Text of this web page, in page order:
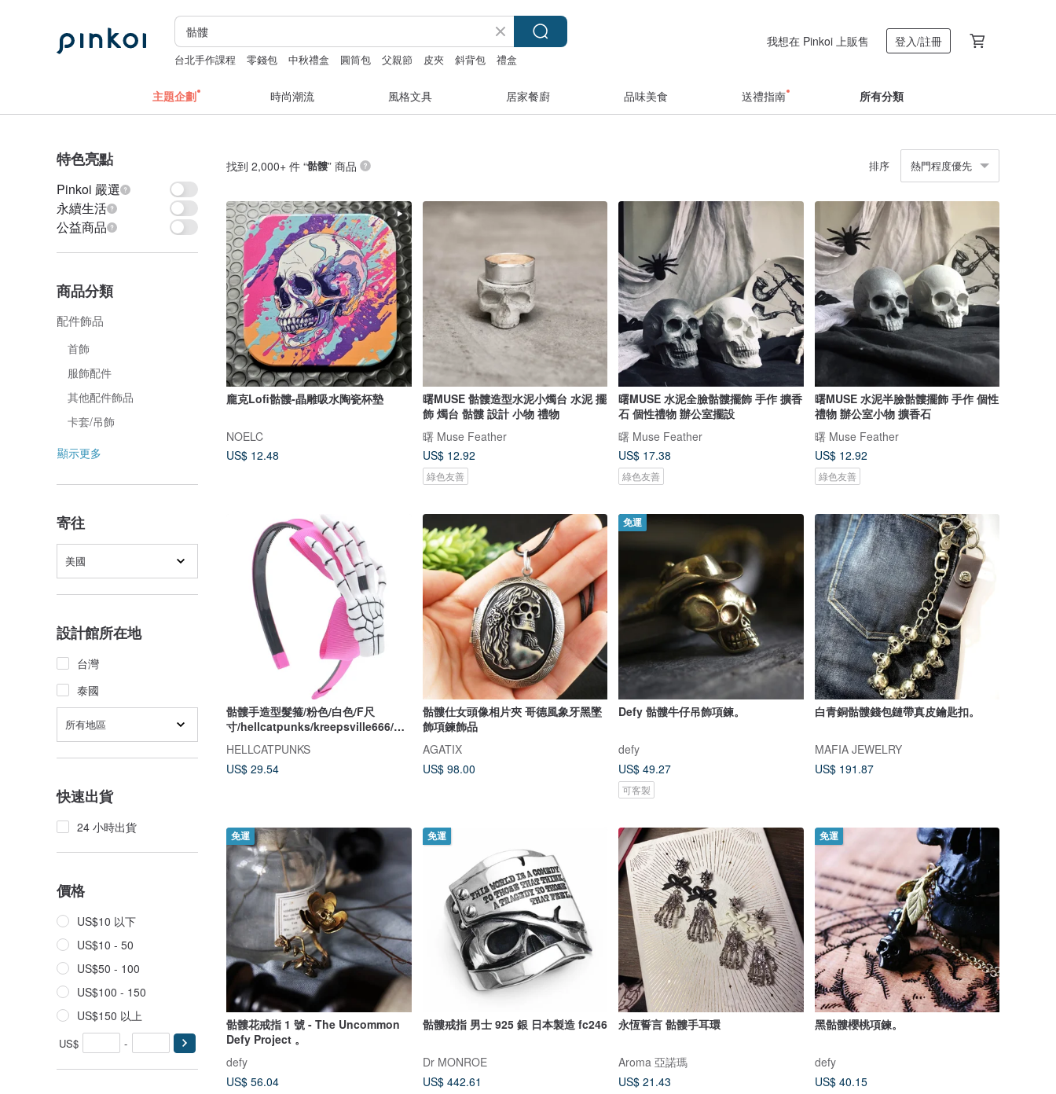
台北手作課程 零錢包 中秋禮盒 圓筒包 父親節 皮夾 斜背包 禮盒
我想在 Pinkoi 上販售 登入/註冊
主題企劃 時尚潮流 風格文具 居家餐廚 品味美食 送禮指南 所有分類
特色亮點
Pinkoi 嚴選
永續生活
公益商品
商品分類
配件飾品
首飾
服飾配件
其他配件飾品
卡套/吊飾
顯示更多
寄往
美國
設計館所在地
台灣
泰國
所有地區
快速出貨
24 小時出貨
價格
US$10 以下
US$10 - 50
US$50 - 100
US$100 - 150
US$150 以上
US$ -
找到 2,000+ 件 “骷髏” 商品 排序 熱門程度優先
龐克Lofi骷髏-晶雕吸水陶瓷杯墊
NOELC
US$ 12.48
曙MUSE 骷髏造型水泥小燭台 水泥 擺
飾 燭台 骷髏 設計 小物 禮物
曙 Muse Feather
US$ 12.92
綠色友善
曙MUSE 水泥全臉骷髏擺飾 手作 擴香
石 個性禮物 辦公室擺設
曙 Muse Feather
US$ 17.38
綠色友善
曙MUSE 水泥半臉骷髏擺飾 手作 個性
禮物 辦公室小物 擴香石
曙 Muse Feather
US$ 12.92
綠色友善
骷髏手造型髮箍/粉色/白色/F尺
寸/hellcatpunks/kreepsville666/ha
HELLCATPUNKS
US$ 29.54
骷髏仕女頭像相片夾 哥德風象牙黑墜
飾項鍊飾品
AGATIX
US$ 98.00
免運
Defy 骷髏牛仔吊飾項鍊。
defy
US$ 49.27
可客製
白青銅骷髏錢包鏈帶真皮鑰匙扣。
MAFIA JEWELRY
US$ 191.87
免運
骷髏花戒指 1 號 - The Uncommon
Defy Project 。
defy
US$ 56.04
免運
骷髏戒指 男士 925 銀 日本製造 fc246
Dr MONROE
US$ 442.61
永恆誓言 骷髏手耳環
Aroma 亞諾瑪
US$ 21.43
免運
黑骷髏櫻桃項鍊。
defy
US$ 40.15